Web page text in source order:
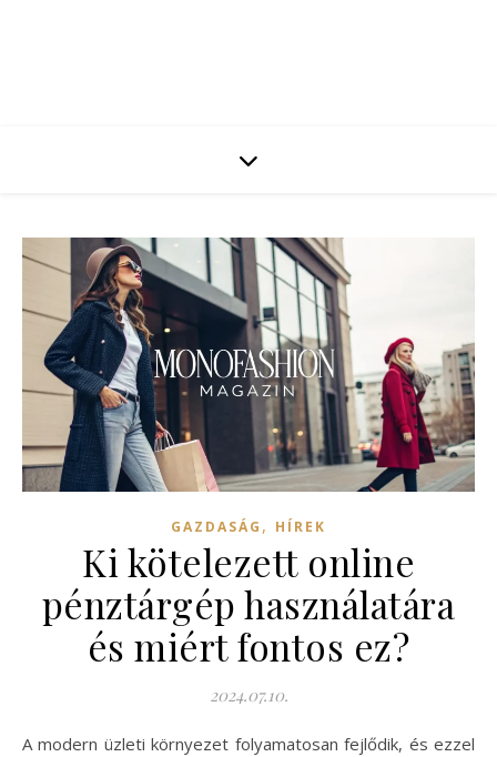
GAZDASÁG , HÍREK
Ki kötelezett online
pénztárgép használatára
és miért fontos ez?
2024.07.10.
A modern üzleti környezet folyamatosan fejlődik, és ezzel